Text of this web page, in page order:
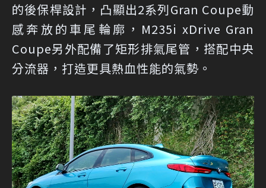
的後保桿設計，凸顯出2系列Gran Coupe動
感奔放的車尾輪廓，M235i xDrive Gran
Coupe另外配備了矩形排氣尾管，搭配中央
分流器，打造更具熱血性能的氣勢。